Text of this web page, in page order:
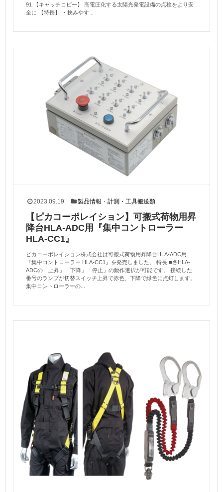
91 【キャッチコピー】 高電圧化する太陽光発電設備の点検をより安
全に 【特長】 ・挟みやす...
2023.09.19 製品情報 ・計測・工具搬送類
【ピカコーポレイション】可搬式荷物用昇
降台HLA-ADC用『集中コントローラー
HLA-CC1』
ピカコーポレイション株式会社は可搬式荷物用昇降台HLA-ADC用
『集中コントローラー HLA-CC1』を発売しました。 特長 ■各HLA-
ADCの「上昇」「下降」「停止」の動作選択が可能です。 接続した
番号のランプが切替スイッチ上昇で赤色、下降で緑色に点灯します。
集中コントローラーの...